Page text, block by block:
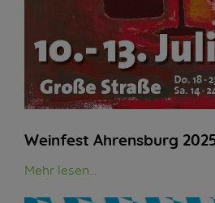
Weinfest Ahrensburg
Mehr lesen...